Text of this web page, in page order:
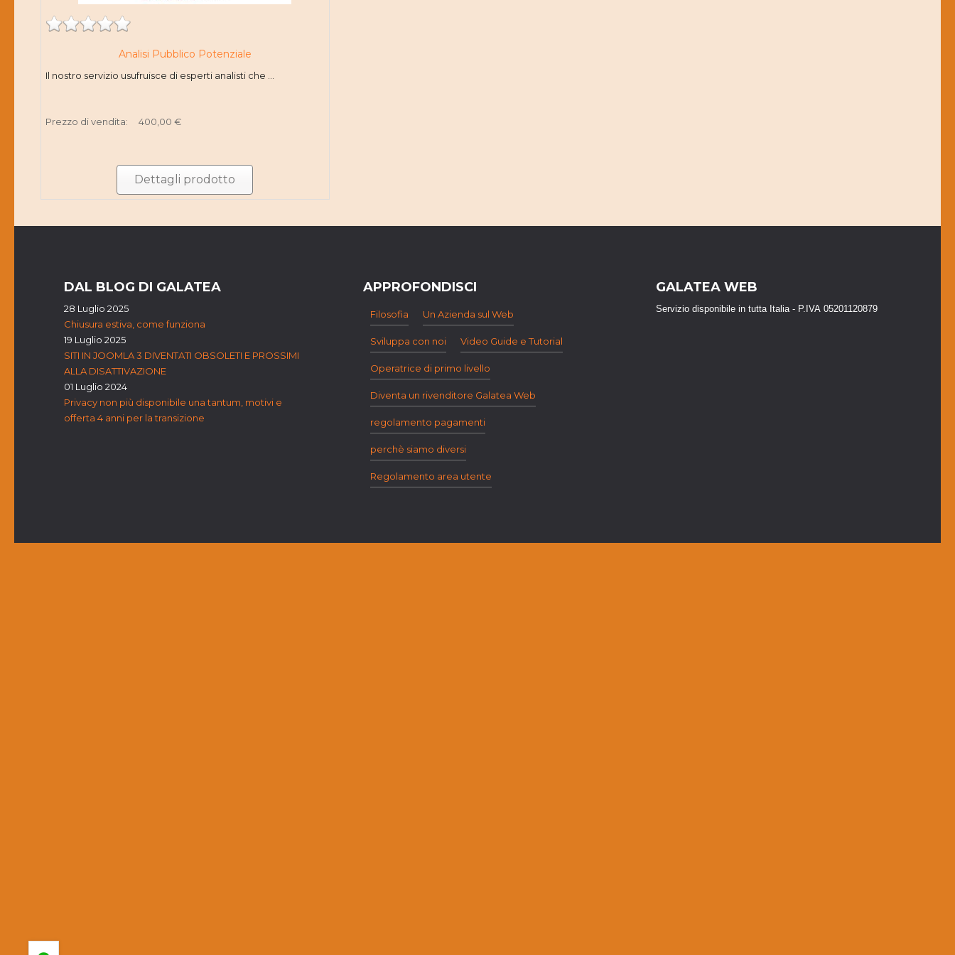
Analisi Pubblico Potenziale
Il nostro servizio usufruisce di esperti analisti che ...
Prezzo di vendita: 400,00 €
Dettagli prodotto
DAL BLOG DI GALATEA
28 Luglio 2025
Chiusura estiva, come funziona
19 Luglio 2025
SITI IN JOOMLA 3 DIVENTATI OBSOLETI E PROSSIMI
ALLA DISATTIVAZIONE
01 Luglio 2024
Privacy non più disponibile una tantum, motivi e
offerta 4 anni per la transizione
APPROFONDISCI
Filosofia Un Azienda sul Web
Sviluppa con noi Video Guide e Tutorial
Operatrice di primo livello
Diventa un rivenditore Galatea Web
regolamento pagamenti
perchè siamo diversi
Regolamento area utente
GALATEA WEB
Servizio disponibile in tutta Italia - P.IVA 05201120879